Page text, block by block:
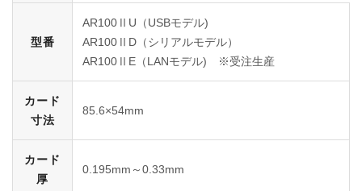
型番
AR100ⅡU（USBモデル)
AR100ⅡD（シリアルモデル）
AR100ⅡE（LANモデル) ※受注生産
カード
寸法
85.6×54mm
カード
厚
0.195mm～0.33mm